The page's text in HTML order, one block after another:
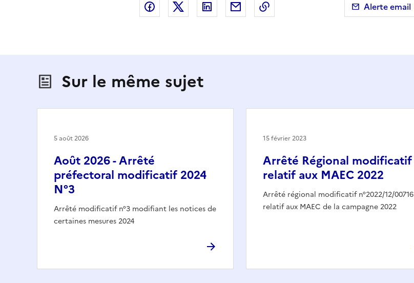
Partager sur Facebook
Partager sur X (anciennement Twitter)
Partager sur LinkedIn
Partager par emailCopier dans le presse-papierAlerte email
Sur le même sujet
Août 2026 - Arrêté
préfectoral modificatif 2024
N°3
Arrêté modificatif n°3 modifiant les notices de
certaines mesures 2024
5 août 2026
Arrêté Régional modificatif
relatif aux MAEC 2022
Arrêté régional modificatif n°2022/12/00716
relatif aux MAEC de la campagne 2022
15 février 2023